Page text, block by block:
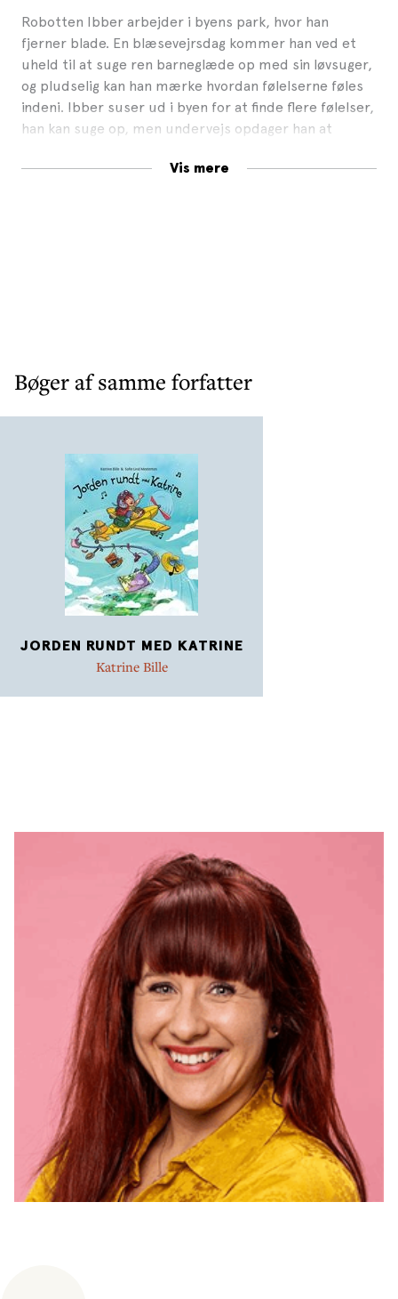
Robotten Ibber arbejder i byens park, hvor han
fjerner blade. En blæsevejrsdag kommer han ved et
uheld til at suge ren barneglæde op med sin løvsuger,
og pludselig kan han mærke hvordan følelserne føles
indeni. Ibber suser ud i byen for at finde flere følelser,
han kan suge op, men undervejs opdager han at
Vis mere
Bøger af samme forfatter
JORDEN RUNDT MED KATRINE
Katrine Bille